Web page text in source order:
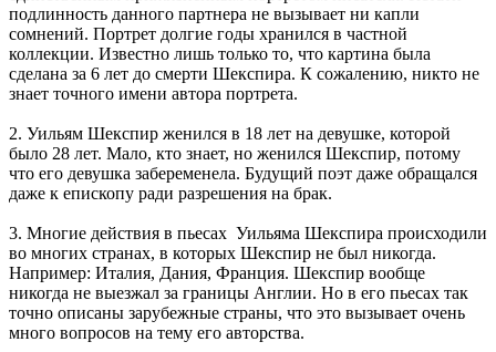
подлинность данного партнера не вызывает ни капли
сомнений. Портрет долгие годы хранился в частной
коллекции. Известно лишь только то, что картина была
сделана за 6 лет до смерти Шекспира. К сожалению, никто не
знает точного имени автора портрета.
2. Уильям Шекспир женился в 18 лет на девушке, которой
было 28 лет. Мало, кто знает, но женился Шекспир, потому
что его девушка забеременела. Будущий поэт даже обращался
даже к епископу ради разрешения на брак.
3. Многие действия в пьесах Уильяма Шекспира происходили
во многих странах, в которых Шекспир не был никогда.
Например: Италия, Дания, Франция. Шекспир вообще
никогда не выезжал за границы Англии. Но в его пьесах так
точно описаны зарубежные страны, что это вызывает очень
много вопросов на тему его авторства.